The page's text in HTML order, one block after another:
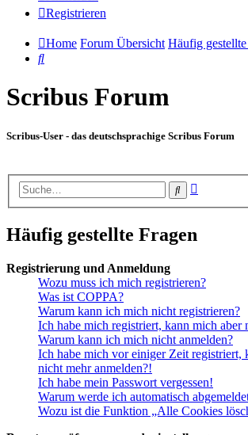
Registrieren
Home Forum Übersicht Häufig gestellte
Suche
Scribus Forum
Scribus-User - das deutschsprachige Scribus Forum
Suche
Häufig gestellte Fragen
Registrierung und Anmeldung
Wozu muss ich mich registrieren?
Was ist COPPA?
Warum kann ich mich nicht registrieren?
Ich habe mich registriert, kann mich aber
Warum kann ich mich nicht anmelden?
Ich habe mich vor einiger Zeit registriert,
nicht mehr anmelden?!
Ich habe mein Passwort vergessen!
Warum werde ich automatisch
Wozu ist die Funktion „Alle Cookies